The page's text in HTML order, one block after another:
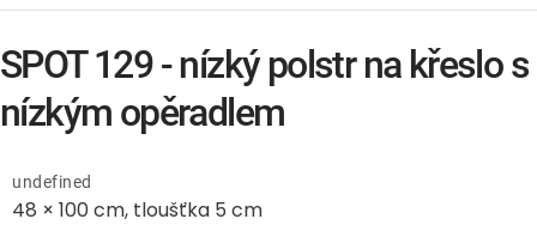
Lavice a houpačky
Lehátka
48 × 100 cm, tloušťka 5 cm
undefined
SPOT 129 - nízký polstr na křeslo s
nízkým opěradlem